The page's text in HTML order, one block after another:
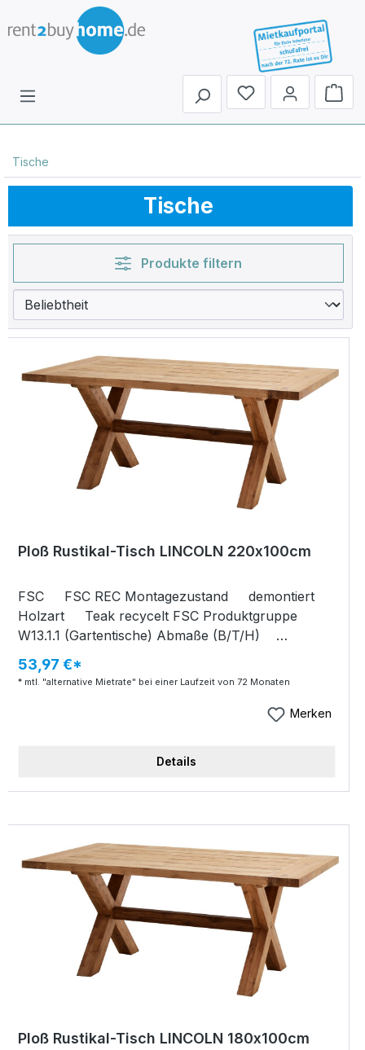
Du hast 0 Produkte
Tische
Tische
Produkte filtern
Ploß Rustikal-Tisch LINCOLN 220x100cm
FSC FSC REC Montagezustand demontiert
Holzart Teak recycelt FSC Produktgruppe
W13.1.1 (Gartentische) Abmaße (B/T/H)
220x100x75 cm Verpackungsmaße (B/T/H)
225x105x20 cm Artikelgewicht 100 kg
LINCOLN Old-Teak, gebürstet FSC Recycled
10x10 cm Unterschubhöhe ca. 70,5 cm B/T/H
53,97 €*
* mtl. "alternative Mietrate" bei einer Laufzeit von 72 Monaten
Merken
Details
Ploß Rustikal-Tisch LINCOLN 180x100cm